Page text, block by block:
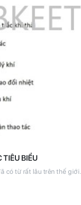
TIÊU BIỂU
có từ rất lâu trên thế giới.